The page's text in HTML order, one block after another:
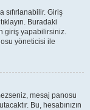
sıfırlanabilir. Giriş
Buradaki
giriş yapabilirsiniz.
yöneticisi ile
mesaj panosu
Bu, hesabınızın